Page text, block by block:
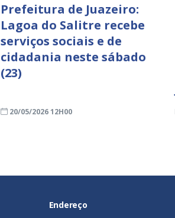
Prefeitura de Juazeiro:
Lagoa do Salitre recebe
serviços sociais e de
cidadania neste sábado
(23)
20/05/2026 12H00
Endereço